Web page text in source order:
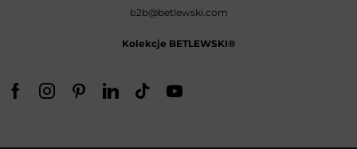
b2b@betlewski.com
Kolekcje BETLEWSKI®